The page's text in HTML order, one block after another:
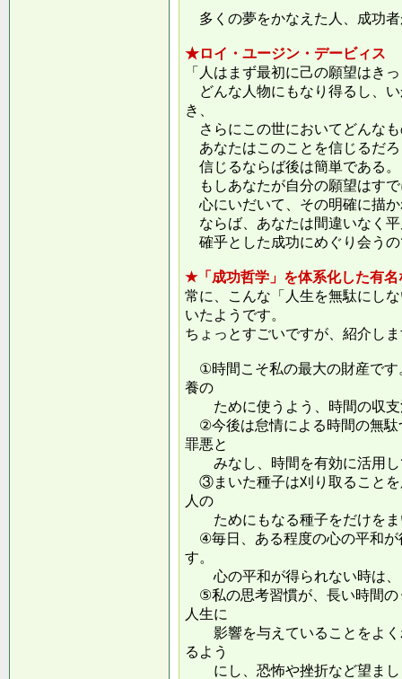
多くの夢をかなえた人、成功
★ロイ・ユージン・デービィス
「人はまず最初に己の願望はき
どんな人物にもなり得るし、
き、
さらにこの世においてどんな
あなたはこのことを信じるだ
信じるならば後は簡単である。
もしあなたが自分の願望はす
心にいだいて、その明確に描
ならば、あなたは間違いなく
確乎とした成功にめぐり会う
★「成功哲学」を体系化した有
常に、こんな「人生を無駄にし
いたようです。
ちょっとすごいですが、紹介し
①時間こそ私の最大の財産です
養の
ために使うよう、時間の収支
②今後は怠情による時間の無駄
罪悪と
みなし、時間を有効に活用し
③まいた種子は刈り取ることを
人の
ためにもなる種子をだけをま
④毎日、ある程度の心の平和が
す。
心の平和が得られない時は、
⑤私の思考習慣が、長い時間の
人生に
影響を与えていることをよく
るよう
にし、恐怖や挫折など望まし